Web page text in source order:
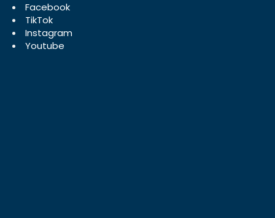
Facebook
TikTok
Instagram
Youtube